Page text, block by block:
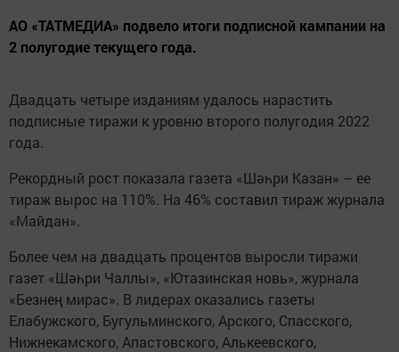
АО «ТАТМЕДИА» подвело итоги подписной кампании на
2 полугодие текущего года.
Двадцать четыре изданиям удалось нарастить
подписные тиражи к уровню второго полугодия 2022
года.
Рекордный рост показала газета «Шәһри Казан» – ее
тираж вырос на 110%. На 46% составил тираж журнала
«Майдан».
Более чем на двадцать процентов выросли тиражи
газет «Шәһри Чаллы», «Ютазинская новь», журнала
«Безнең мирас». В лидерах оказались газеты
Елабужского, Бугульминского, Арского, Спасского,
Нижнекамского, Апастовского, Алькеевского,